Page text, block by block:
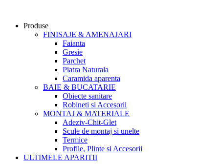
Produse
FINISAJE & AMENAJARI
Faianta
Gresie
Parchet
Piatra Naturala
Caramida aparenta
BAIE & BUCATARIE
Obiecte sanitare
Robineti si Accesorii
MONTAJ & MATERIALE
Adeziv-Chit-Glet
Scule de montaj si unelte
Termice
Profile, Plinte si Accesorii
ULTIMELE APARITII